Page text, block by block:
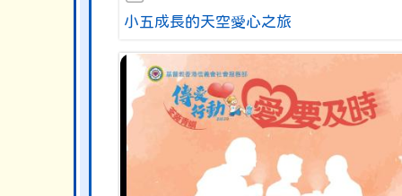
小五成長的天空愛心之旅